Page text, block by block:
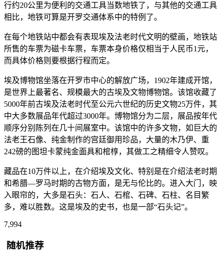
行约20公里为便利的交通工具当数地铁了，与其他的交通工具
相比，地铁可算是开罗交通体系中的特例了。
在每个地铁站中都会有表现埃及法老时代文明的壁画，地铁站
所售的车票为磁卡车票，车票本身价格仅相当于人民币1元，
而具体价格则要根据行程而定。
埃及博物馆坐落在开罗市中心的解放广场，1902年建成开馆，
是世界上最著名、规模最大的古埃及文物博物馆。该馆收藏了
5000年前古埃及法老时代至公元六世纪的历史文物25万件，其
中大多数展品年代超过3000年。博物馆分为二层，展品按年代
顺序分别陈列在几十间展室中。该馆中的许多文物，如巨大的
法老王石像、纯金制作的宫廷御用珍品，大量的木乃伊、重
242磅的图坦卡蒙纯金面具和棺椁，其做工之精细令人赞叹。
藏品在10万件以上，在介绍埃及文化、特别是在介绍法老时期
和希腊—罗马时期的古物方面，是无与伦比的。进入大门，映
入眼帘的，大多是石头：石人、石棺、石碑、石柱、名目繁
多，难以胜数。这是埃及的史书，也是一部“石头记”。
7,994
随机推荐